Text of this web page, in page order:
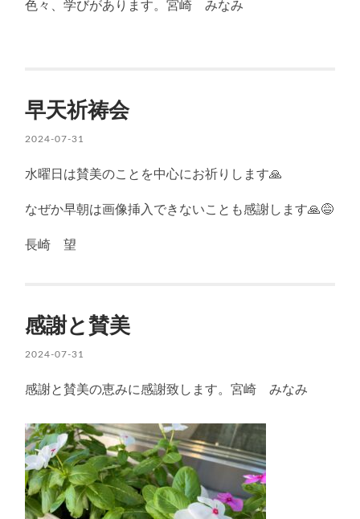
色々、学びがあります。宮崎 みなみ
早天祈祷会
2024-07-31
水曜日は賛美のことを中心にお祈りします🙏
なぜか早朝は画像挿入できないことも感謝します🙏😅
長崎 望
感謝と賛美
2024-07-31
感謝と賛美の恵みに感謝致します。宮崎 みなみ